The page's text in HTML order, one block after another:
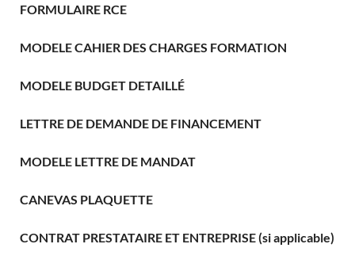
FORMULAIRE RCE
MODELE CAHIER DES CHARGES FORMATION
MODELE BUDGET DETAILLÉ
LETTRE DE DEMANDE DE FINANCEMENT
MODELE LETTRE DE MANDAT
CANEVAS PLAQUETTE
CONTRAT PRESTATAIRE ET ENTREPRISE (si applicable)